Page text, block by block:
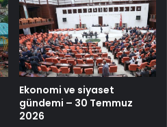
Ekonomi ve siyaset
gündemi – 30 Temmuz
2026